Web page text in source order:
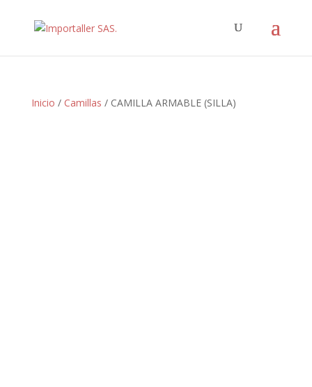
Inicio / Camillas / CAMILLA ARMABLE (SILLA)